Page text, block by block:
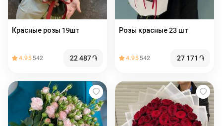
Красные розы 19шт
4.95542 22 487֏
Розы красные 23 шт
4.95542 27 171 ֏